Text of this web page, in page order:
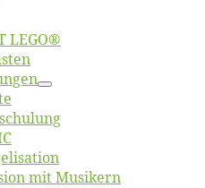
LEGO®
mit Musikern